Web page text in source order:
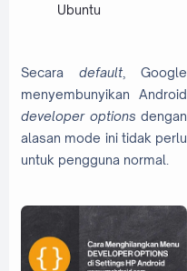
Ubuntu
Secara default , Google
menyembunyikan Android
developer options dengan
alasan mode ini tidak perlu
untuk pengguna normal.